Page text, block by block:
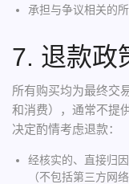
承担与争议相关的
7. 退款政
所有购买均为最终交
和消费），通常不提
决定酌情考虑退款：
经核实的、直接归
（不包括第三方网